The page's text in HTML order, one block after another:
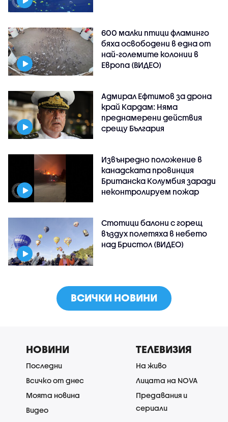
600 малки птици фламинго
бяха освободени в една от
най-големите колонии в
Европа (ВИДЕО)
Адмирал Ефтимов за дрона
край Кардам: Няма
преднамерени действия
срещу България
Извънредно положение в
канадската провинция
Британска Колумбия заради
неконтролируем пожар
Стотици балони с горещ
въздух полетяха в небето
над Бристол (ВИДЕО)
ВСИЧКИ НОВИНИ
НОВИНИ
Последни
Всичко от днес
Моята новина
Видео
ТЕЛЕВИЗИЯ
На живо
Лицата на NOVA
Предавания и
сериали